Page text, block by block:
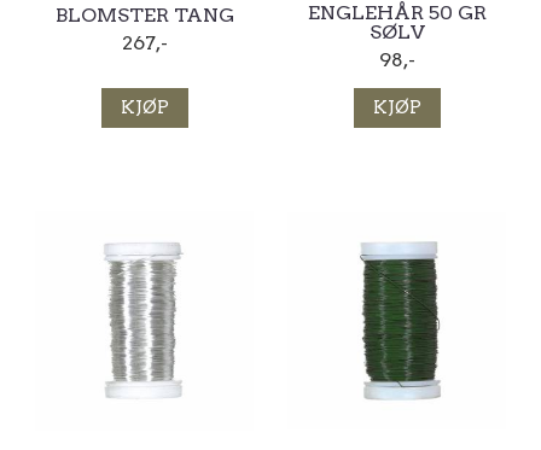
BLOMSTER TANG
267,-
KJØP
ENGLEHÅR 50 GR
SØLV
98,-
KJØP